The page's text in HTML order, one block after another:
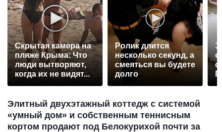
Скрытая камера на
пляже Крыма: Что
люди вытворяют,
когда их не видят...
Ролик длится
несколько секунд, а
смеяться вы будете
долго
Элитный двухэтажный коттедж с системой
«умный дом» и собственным теннисным
кортом продают под Белокурихой почти за